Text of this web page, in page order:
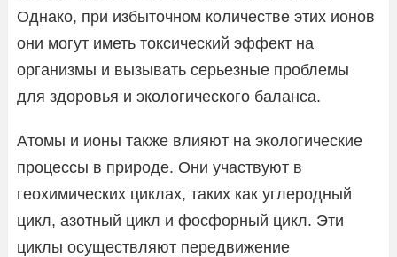
Однако, при избыточном количестве этих ионов
они могут иметь токсический эффект на
организмы и вызывать серьезные проблемы
для здоровья и экологического баланса.
Атомы и ионы также влияют на экологические
процессы в природе. Они участвуют в
геохимических циклах, таких как углеродный
цикл, азотный цикл и фосфорный цикл. Эти
циклы осуществляют передвижение